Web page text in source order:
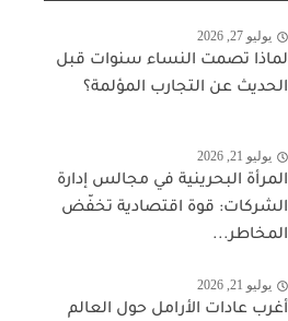
يوليو 27, 2026
لماذا تصمت النساء سنوات قبل
الحديث عن التجارب المؤلمة؟
يوليو 21, 2026
المرأة البحرينية في مجالس إدارة
الشركات: قوة اقتصادية تخفّض
المخاطر...
يوليو 21, 2026
أغرب عادات الأرامل حول العالم